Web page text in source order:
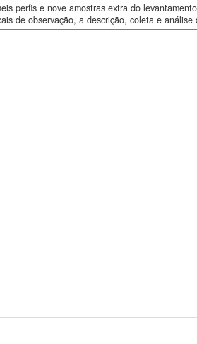
perfis e nove amostras extra do
de observação, a descrição, coleta e